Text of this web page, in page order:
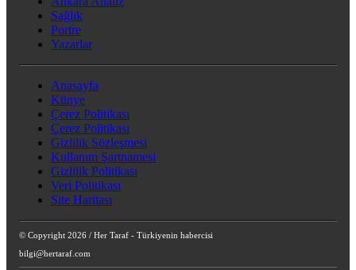
Sağlık
Portre
Yazarlar
Anasayfa
Künye
Çerez Politikası
Çerez Politikası
Gizlilik Sözleşmesi
Kullanım Şartnamesi
Gizlilik Politikası
Veri Politikası
Site Haritası
© Copyright 2026 / Her Taraf - Türkiyenin habercisi
bilgi@hertaraf.com